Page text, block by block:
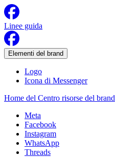
Linee guida
Elementi del brand
Logo
Icona di Messenger
Home del Centro risorse del brand
Meta
Facebook
Instagram
WhatsApp
Threads